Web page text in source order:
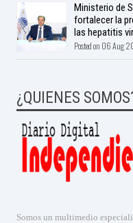
Ministerio de
fortalecer la
las hepatitis
Posted on 06 Aug
¿QUIENES
Somos un multimedio